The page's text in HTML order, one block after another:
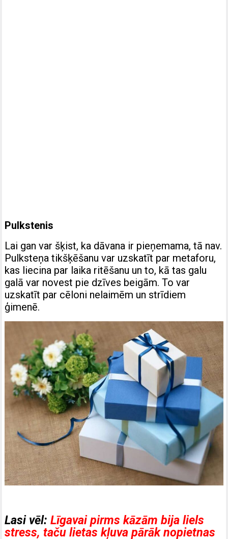
Pulkstenis
Lai gan var šķist, ka dāvana ir pieņemama, tā nav.
Pulksteņa tikšķēšanu var uzskatīt par metaforu,
kas liecina par laika ritēšanu un to, kā tas galu
galā var novest pie dzīves beigām. To var
uzskatīt par cēloni nelaimēm un strīdiem
ģimenē.
Lasi vēl:Līgavai pirms kāzām bija liels
stress, taču lietas kļuva pārāk nopietnas